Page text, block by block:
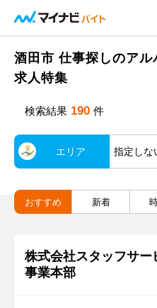
酒田市 仕事探しのアル
求人特集
検索結果 190 件
エリア 指定しな
おすすめ 新着
株式会社スタッフサ
事業本部